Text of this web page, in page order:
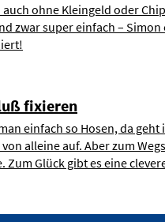
ohne Kleingeld oder
zwar super einfach –
fixieren
einfach so Hosen, da
alleine auf. Aber zum
Zum Glück gibt es eine